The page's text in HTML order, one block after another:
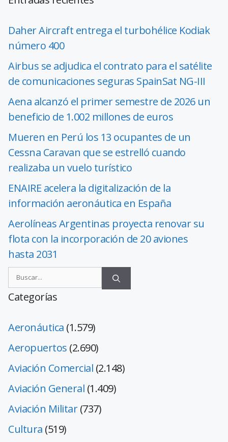
Daher Aircraft entrega el turbohélice Kodiak
número 400
Airbus se adjudica el contrato para el satélite
de comunicaciones seguras SpainSat NG-III
Aena alcanzó el primer semestre de 2026 un
beneficio de 1.002 millones de euros
Mueren en Perú los 13 ocupantes de un
Cessna Caravan que se estrelló cuando
realizaba un vuelo turístico
ENAIRE acelera la digitalización de la
información aeronáutica en España
Aerolíneas Argentinas proyecta renovar su
flota con la incorporación de 20 aviones
hasta 2031
Categorías
Aeronáutica (1.579)
Aeropuertos (2.690)
Aviación Comercial (2.148)
Aviación General (1.409)
Aviación Militar(737)
Cultura (519)